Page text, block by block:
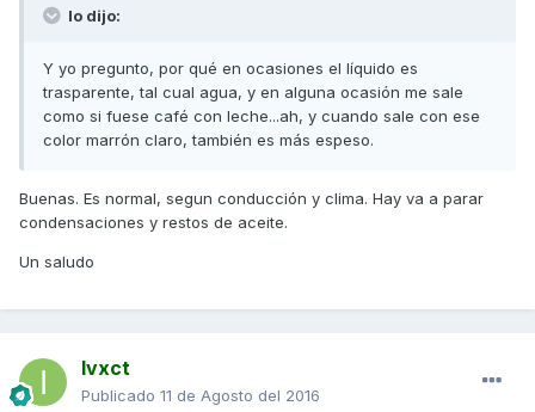
Io dijo:
Y yo pregunto, por qué en ocasiones el líquido es
trasparente, tal cual agua, y en alguna ocasión me sale
como si fuese café con leche...ah, y cuando sale con ese
color marrón claro, también es más espeso.
Buenas. Es normal, segun conducción y clima. Hay va a parar
condensaciones y restos de aceite.
Un saludo
Ivxct
Publicado 11 de Agosto del 2016